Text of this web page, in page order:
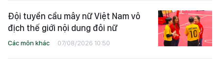
Đội tuyển cầu mây nữ Việt Nam vô
địch thế giới nội dung đôi nữ
Các môn khác 07/08/2026 10:50